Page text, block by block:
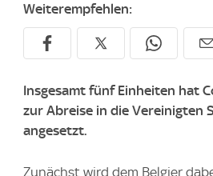
Weiterempfehlen:
Insgesamt fünf Einheiten hat
zur Abreise in die Vereinigten
angesetzt.
Zunächst wird dem Belgier